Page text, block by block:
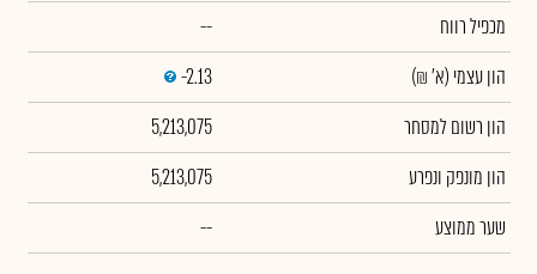
מכפיל רווח
--
הון עצמי (א' ₪)
-2.13
הון רשום למסחר
5,213,075
הון מונפק ונפרע
5,213,075
שער ממוצע
--